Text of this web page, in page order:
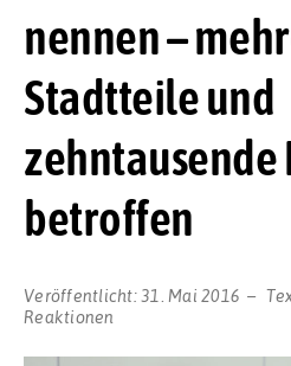
nennen –
Stadtteile und
zehntausende
betroffen
Veröffentlicht:31. Mai 2016
Reaktionen